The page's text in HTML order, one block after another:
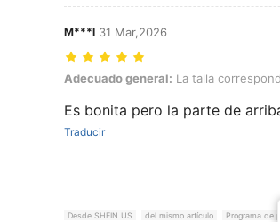
M***l 31 Mar,2026
Adecuado general: La talla corresponde,
Adecuado general: La talla
Es bonita pero la parte de
Traducir
Desde SHEIN US del mismo artículo Programa de